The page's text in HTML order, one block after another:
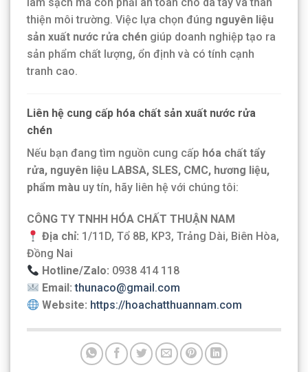
thiện môi trường. Việc lựa chọn đúng nguyên liệu
sản xuất nước rửa chén giúp doanh nghiệp tạo ra
sản phẩm chất lượng, ổn định và có tính cạnh
tranh cao.
Liên hệ cung cấp hóa chất sản xuất nước rửa
chén
Nếu bạn đang tìm nguồn cung cấp hóa chất tẩy
rửa, nguyên liệu LABSA, SLES, CMC, hương liệu,
phẩm màu uy tín, hãy liên hệ với chúng tôi:
CÔNG TY TNHH HÓA CHẤT THUẬN NAM
Địa chỉ: 1/11D, Tổ 8B, KP3, Trảng Dài, Biên Hòa,
Đồng Nai
Hotline/Zalo: 0938 414 118
Email: thunaco@gmail.com
Website: https://hoachatthuannam.com